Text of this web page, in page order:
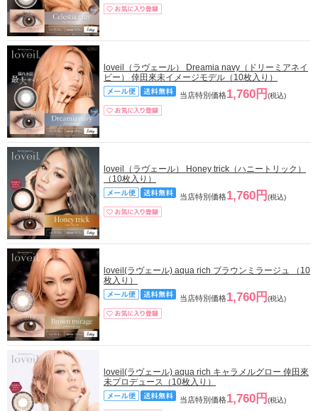
loveil（ラヴェール） Dreamia navy（ドリーミアネイ
ビー） 倖田來未イメージモデル（10枚入り）
当店特別価格1,760円 (税込)
loveil（ラヴェール） Honey trick（ハニートリック）
（10枚入り）
当店特別価格1,760円 (税込)
loveil(ラヴェール) aqua rich ブラウンミラージュ （10
枚入り）
当店特別価格1,760円 (税込)
loveil(ラヴェール) aqua rich キャラメルグロー 倖田來
未プロデュース（10枚入り）
当店特別価格1,760円 (税込)